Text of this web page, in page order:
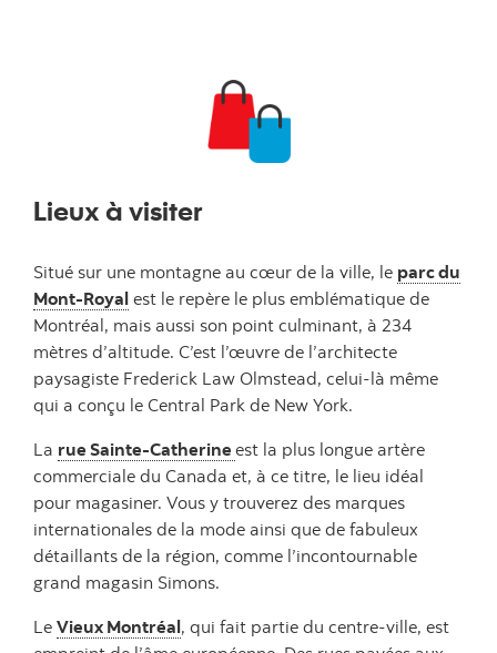
Lieux à visiter
Situé sur une montagne au cœur de la ville, le parc du
Mont-Royal est le repère le plus emblématique de
Montréal, mais aussi son point culminant, à 234
mètres d’altitude. C’est l’œuvre de l’architecte
paysagiste Frederick Law Olmstead, celui-là même
qui a conçu le Central Park de New York.
La rue Sainte-Catherine est la plus longue artère
commerciale du Canada et, à ce titre, le lieu idéal
pour magasiner. Vous y trouverez des marques
internationales de la mode ainsi que de fabuleux
détaillants de la région, comme l’incontournable
grand magasin Simons.
Le Vieux Montréal, qui fait partie du centre-ville, est